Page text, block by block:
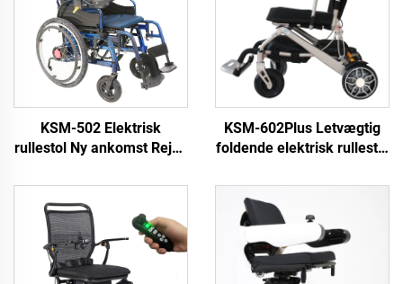
KSM-502 Elektrisk
rullestol Ny ankomst Rejse
rullestole med 24 tommer
baghjul Afmontérbar
batteri
KSM-602Plus Letvægtig
foldende elektrisk rullestol
foldende rullestol og